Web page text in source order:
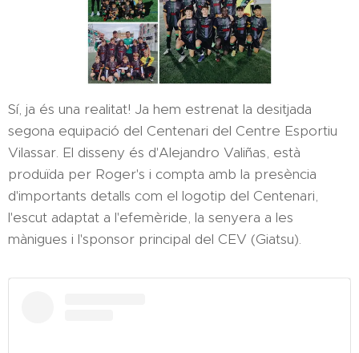
Sí, ja és una realitat! Ja hem estrenat la desitjada
segona equipació del Centenari del Centre Esportiu
Vilassar. El disseny és d'Alejandro Valiñas, està
produïda per Roger's i compta amb la presència
d'importants detalls com el logotip del Centenari,
l'escut adaptat a l'efemèride, la senyera a les
mànigues i l'sponsor principal del CEV (Giatsu).